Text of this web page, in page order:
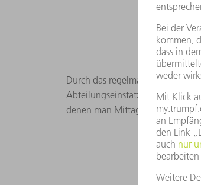
Durch das regelmäßige
Abteilungseinstätzen gerne in
denen man Mittagessen gehen